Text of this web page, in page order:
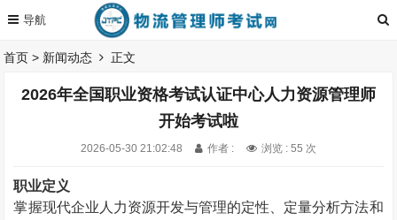
首页 > 新闻动态 正文
2026年全国职业资格考试认证中心人力资源管理师
开始考试啦
2026-05-30 21:02:48 作者 : 浏览 : 55 次
职业定义
掌握现代企业人力资源开发与管理的定性、定量分析方法和